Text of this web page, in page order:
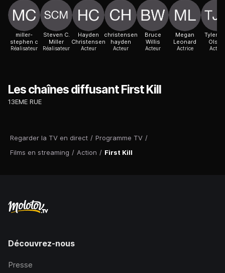
Regarder la TV en direct / Programme TV /
Films en streaming / Action / First Kill
miller-
stephen c
Réalisateur
Steven C.
Miller
Réalisateur
Hayden
Christensen
Acteur
christensen
hayden
Acteur
Bruce
Willis
Acteur
Megan
Leonard
Actrice
Tyler
Olson
Acteur
Les chaînes diffusant First Kill
13EME RUE
Découvrez-nous
Presse